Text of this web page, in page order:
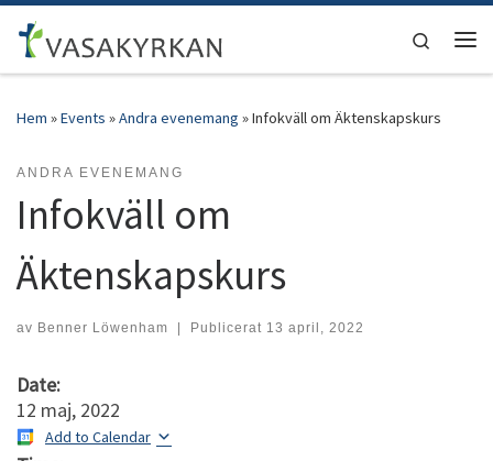
Hoppa till innehåll
Search
Hem »Events »Andra evenemang »Infokväll om Äktenskapskurs
ANDRA EVENEMANG
Infokväll om
Äktenskapskurs
av Benner Löwenham | Publicerat 13 april, 2022
Date:
12 maj, 2022
Add to Calendar